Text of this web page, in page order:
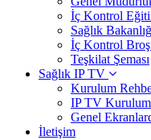
İç Kontrol
Sağlık
İç Kontrol
Teşkilat Şeması
Sağlık IP TV
Kurulum
IP TV Kurulum
Genel
İletişim